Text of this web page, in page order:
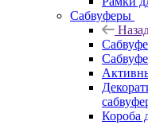
Сабвуферы
Короба